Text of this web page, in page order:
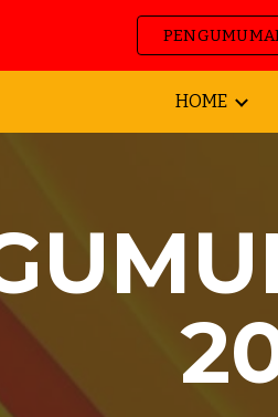
Skip to main content
HOME